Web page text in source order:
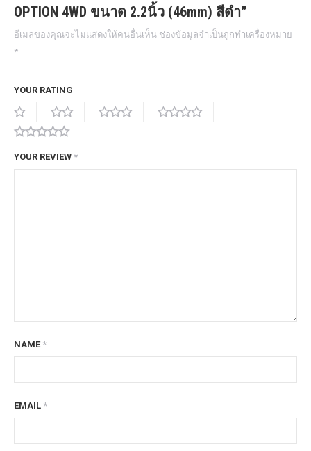
OPTION 4WD ขนาด 2.2นิ้ว (46mm) สีดำ”
อีเมลของคุณจะไม่แสดงให้คนอื่นเห็น ช่องข้อมูลจำเป็นถูกทำเครื่องหมาย
*
YOUR RATING
YOUR REVIEW *
NAME *
EMAIL *